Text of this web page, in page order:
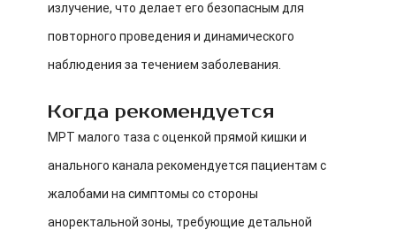
излучение, что делает его безопасным для
повторного проведения и динамического
наблюдения за течением заболевания.
Когда рекомендуется
МРТ малого таза с оценкой прямой кишки и
анального канала рекомендуется пациентам с
жалобами на симптомы со стороны
аноректальной зоны, требующие детальной